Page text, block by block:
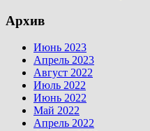
Архив
Июнь 2023
Апрель 2023
Август 2022
Июль 2022
Июнь 2022
Май 2022
Апрель 2022